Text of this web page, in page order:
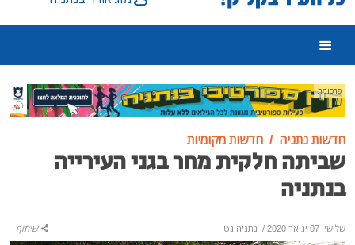
פרסומת
חדשות נתניה חדשות מקומיות
שביתה חלקית מחר בגני העירייה
בנתניה
שלישי, 07 ינואר 2020 / נתניה נט שיתוף